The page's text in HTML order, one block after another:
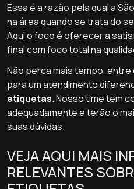
Essa é a razão pela qual a
na área quando se trata do
Aqui o foco é oferecer a
final com foco total na
Não perca mais tempo,
para um atendimento
etiquetas. Nosso time tem
adequadamente e terão o
suas dúvidas.
VEJA AQUI MAIS
RELEVANTES